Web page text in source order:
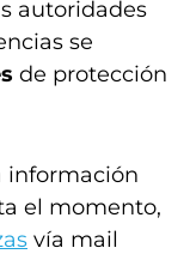
autoridades
se
de protección
información
el momento,
vía mail